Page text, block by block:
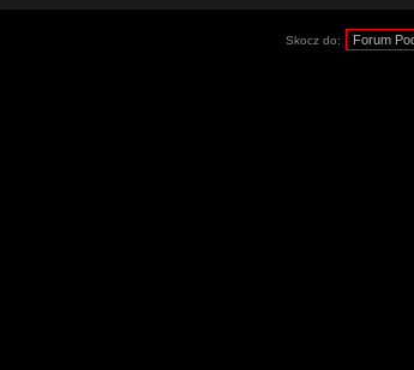
Skocz do: